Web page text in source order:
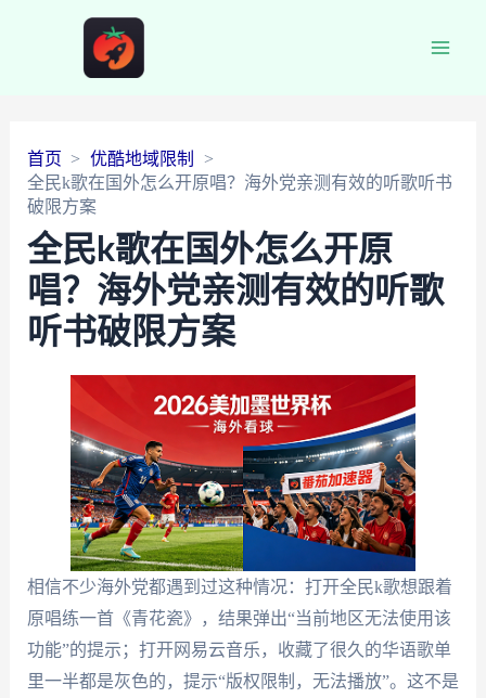
首页
优酷地域限制
全民k歌在国外怎么开原唱？海外党亲测有效的听歌听书
破限方案
全民k歌在国外怎么开原
唱？海外党亲测有效的听歌
听书破限方案
相信不少海外党都遇到过这种情况：打开全民k歌想跟着
原唱练一首《青花瓷》，结果弹出“当前地区无法使用该
功能”的提示；打开网易云音乐，收藏了很久的华语歌单
里一半都是灰色的，提示“版权限制，无法播放”。这不是